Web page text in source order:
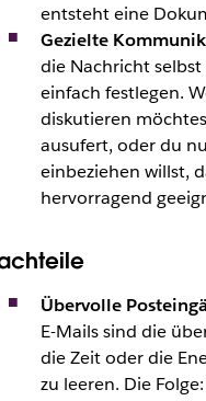
entsteht eine
Gezielte
die Nachricht
einfach festlegen.
diskutieren
ausufert, oder du
einbeziehen willst,
hervorragend
Übervolle
E-Mails sind die
die Zeit oder die
zu leeren. Die